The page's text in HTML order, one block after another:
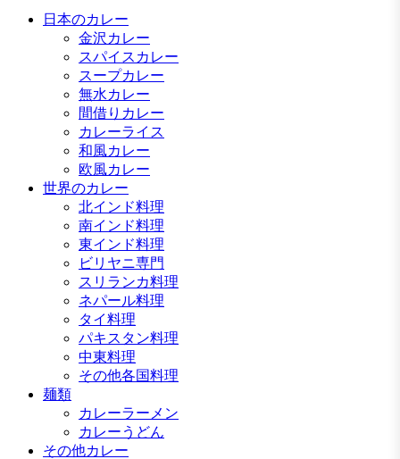
日本のカレー
金沢カレー
スパイスカレー
スープカレー
無水カレー
間借りカレー
カレーライス
和風カレー
欧風カレー
世界のカレー
北インド料理
南インド料理
東インド料理
ビリヤニ専門
スリランカ料理
ネパール料理
タイ料理
パキスタン料理
中東料理
その他各国料理
麺類
カレーラーメン
カレーうどん
その他カレー